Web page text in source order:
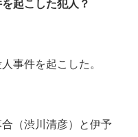
起こした犯人？
事件を起こした。
（渋川清彦）と伊予